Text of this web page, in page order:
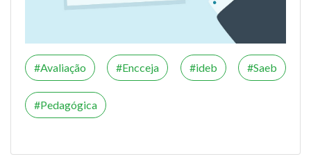
Avaliação Encceja ideb Saeb
Pedagógica